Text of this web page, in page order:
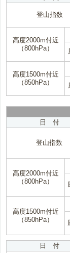
登山指数
高度2000m付近
（800hPa）
高度1500m付近
（850hPa）
日 付
登山指数
高度2000m付近
（800hPa）
高度1500m付近
（850hPa）
日 付